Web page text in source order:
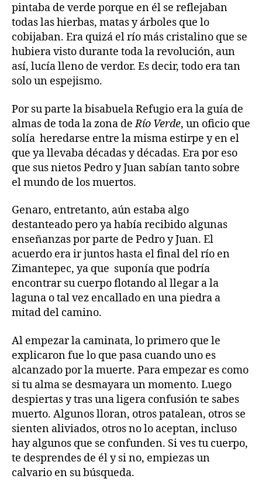
pintaba de verde porque en él se reflejaban
todas las hierbas, matas y árboles que lo
cobijaban. Era quizá el río más cristalino que se
hubiera visto durante toda la revolución, aun
así, lucía lleno de verdor. Es decir, todo era tan
solo un espejismo.
Por su parte la bisabuela Refugio era la guía de
almas de toda la zona deRío Verde, un oficio que
solía heredarse entre la misma estirpe y en el
que ya llevaba décadas y décadas. Era por eso
que sus nietos Pedro y Juan sabían tanto sobre
el mundo de los muertos.
Genaro, entretanto, aún estaba algo
destanteado pero ya había recibido algunas
enseñanzas por parte de Pedro y Juan. El
acuerdo era ir juntos hasta el final del río en
Zimantepec, ya que suponía que podría
encontrar su cuerpo flotando al llegar a la
laguna o tal vez encallado en una piedra a
mitad del camino.
Al empezar la caminata, lo primero que le
explicaron fue lo que pasa cuando uno es
alcanzado por la muerte. Para empezar es como
si tu alma se desmayara un momento. Luego
despiertas y tras una ligera confusión te sabes
muerto. Algunos lloran, otros patalean, otros se
sienten aliviados, otros no lo aceptan, incluso
hay algunos que se confunden. Si ves tu cuerpo,
te desprendes de él y si no, empiezas un
calvario en su búsqueda.